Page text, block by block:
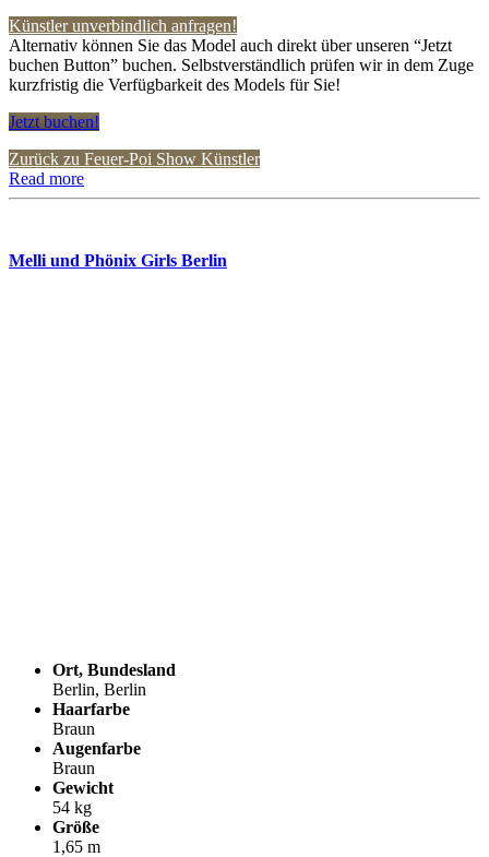
Künstler unverbindlich anfragen!
Alternativ können Sie das Model auch direkt über unseren “Jetzt
buchen Button” buchen. Selbstverständlich prüfen wir in dem Zuge
kurzfristig die Verfügbarkeit des Models für Sie!
Jetzt buchen!
Zurück zu Feuer-Poi Show Künstler
Read more
Melli und Phönix Girls Berlin
Ort, Bundesland
Berlin, Berlin
Haarfarbe
Braun
Augenfarbe
Braun
Gewicht
54 kg
Größe
1,65 m